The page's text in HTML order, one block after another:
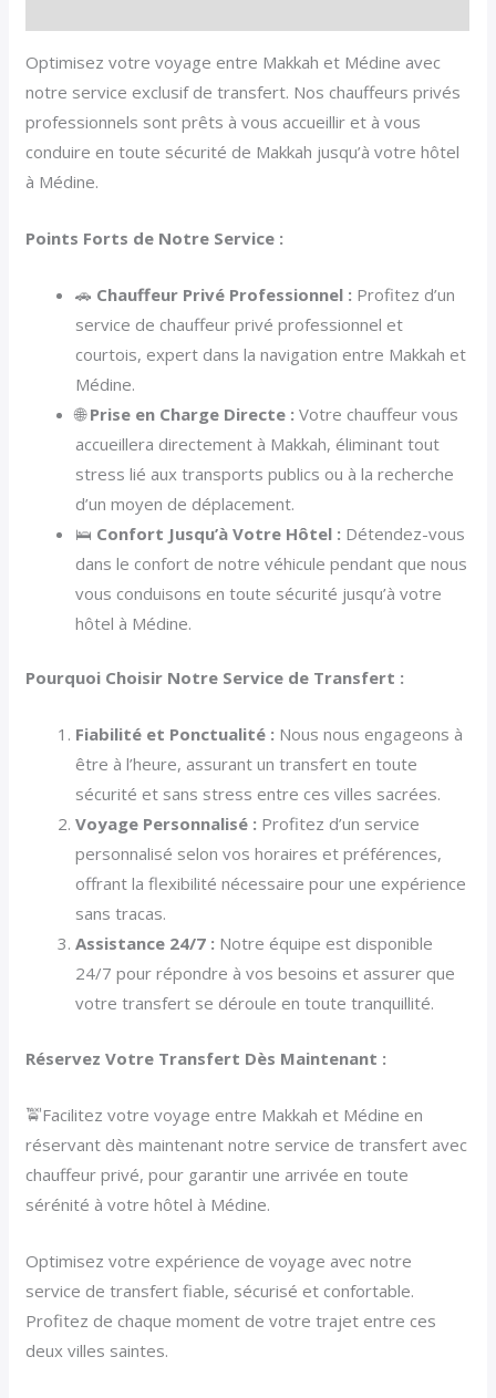
Optimisez votre voyage entre Makkah et Médine avec
notre service exclusif de transfert. Nos chauffeurs privés
professionnels sont prêts à vous accueillir et à vous
conduire en toute sécurité de Makkah jusqu’à votre hôtel
à Médine.
Points Forts de Notre Service :
🚗 Chauffeur Privé Professionnel : Profitez d’un
service de chauffeur privé professionnel et
courtois, expert dans la navigation entre Makkah et
Médine.
🌐Prise en Charge Directe : Votre chauffeur vous
accueillera directement à Makkah, éliminant tout
stress lié aux transports publics ou à la recherche
d’un moyen de déplacement.
🛌 Confort Jusqu’à Votre Hôtel : Détendez-vous
dans le confort de notre véhicule pendant que nous
vous conduisons en toute sécurité jusqu’à votre
hôtel à Médine.
Pourquoi Choisir Notre Service de Transfert :
Fiabilité et Ponctualité : Nous nous engageons à
être à l’heure, assurant un transfert en toute
sécurité et sans stress entre ces villes sacrées.
Voyage Personnalisé : Profitez d’un service
personnalisé selon vos horaires et préférences,
offrant la flexibilité nécessaire pour une expérience
sans tracas.
Assistance 24/7 : Notre équipe est disponible
24/7 pour répondre à vos besoins et assurer que
votre transfert se déroule en toute tranquillité.
Réservez Votre Transfert Dès Maintenant :
🚖Facilitez votre voyage entre Makkah et Médine en
réservant dès maintenant notre service de transfert avec
chauffeur privé, pour garantir une arrivée en toute
sérénité à votre hôtel à Médine.
Optimisez votre expérience de voyage avec notre
service de transfert fiable, sécurisé et confortable.
Profitez de chaque moment de votre trajet entre ces
deux villes saintes.